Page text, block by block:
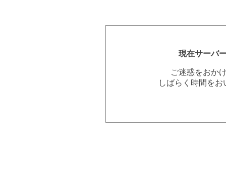
現在サーバ
ご迷惑をおか
しばらく時間を